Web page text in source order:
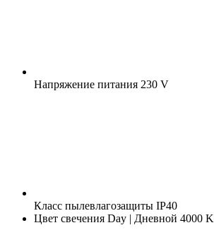
Напряжение питания 230 V
Класс пылевлагозащиты IP40
Цвет свечения Day | Дневной 4000 K